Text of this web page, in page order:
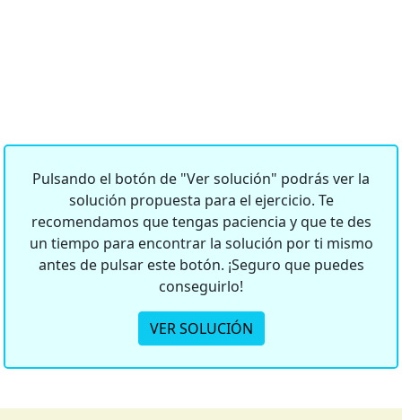
Pulsando el botón de "Ver solución" podrás ver la
solución propuesta para el ejercicio. Te
recomendamos que tengas paciencia y que te des
un tiempo para encontrar la solución por ti mismo
antes de pulsar este botón. ¡Seguro que puedes
conseguirlo!
VER SOLUCIÓN